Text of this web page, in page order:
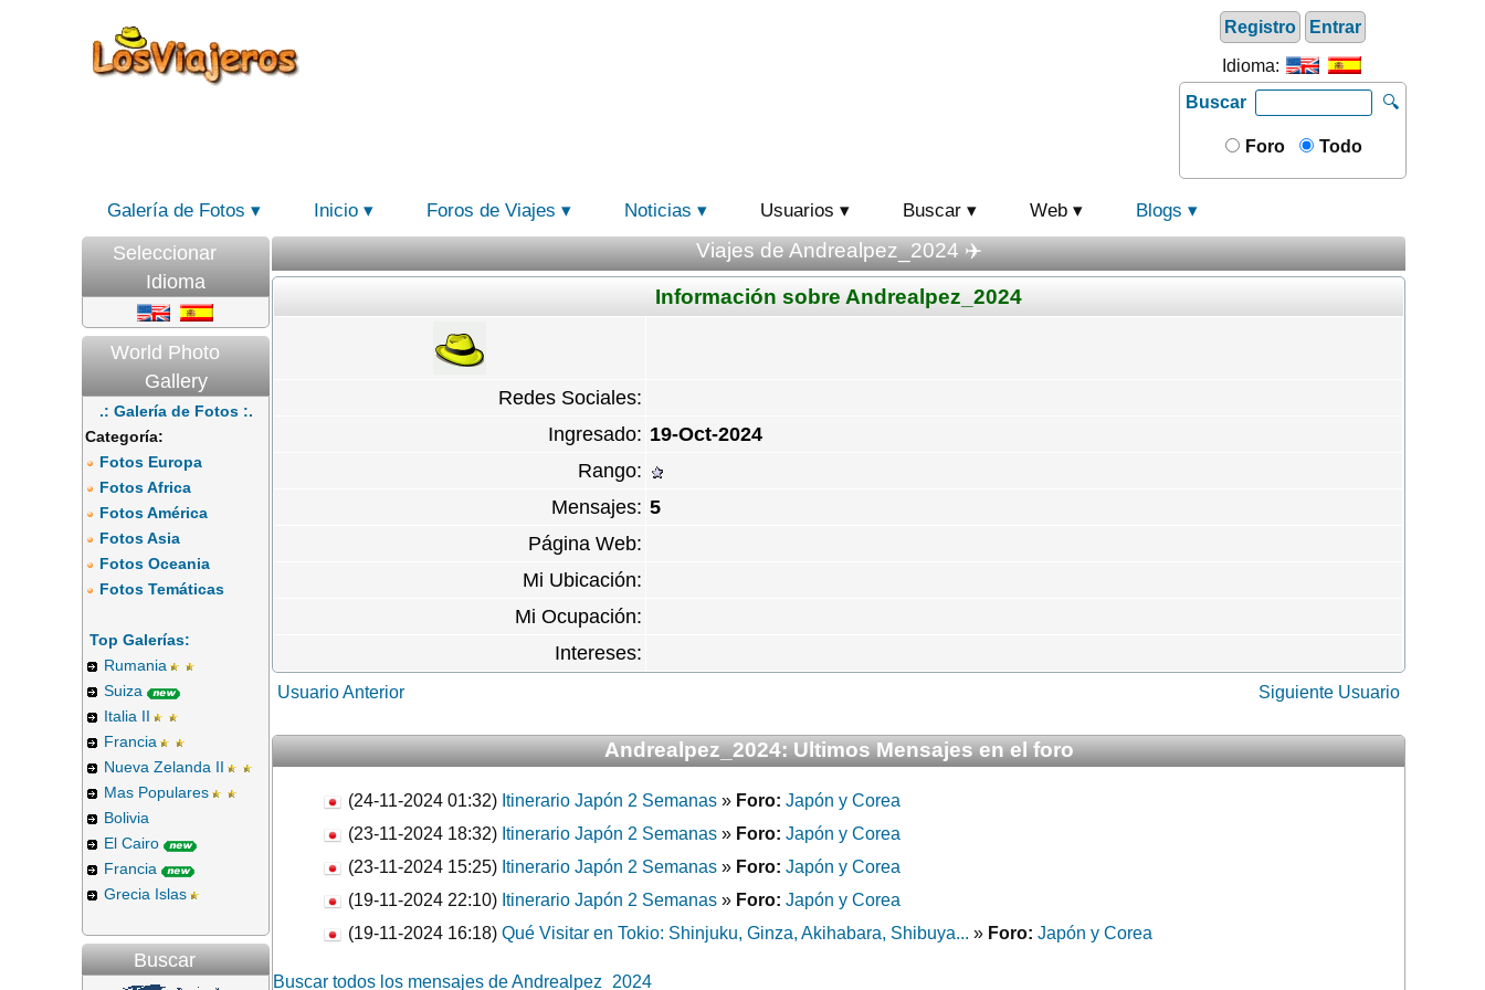
Registro Entrar
Idioma:
Buscar
🔍
Foro Todo
Galería de Fotos Inicio Foros de Viajes Noticias Usuarios Buscar Web Blogs
Seleccionar
Idioma
World Photo
Gallery
.: Galería de Fotos :.
Categoría:
Fotos Europa
Fotos Africa
Fotos América
Fotos Asia
Fotos Oceania
Fotos Temáticas
Top Galerías:
Rumania
Suiza
Italia II
Francia
Nueva Zelanda II
Mas Populares
Bolivia
El Cairo
Francia
Grecia Islas
Buscar
Viajes de Andrealpez_2024 ✈️
Información sobre Andrealpez_2024
Redes Sociales:
Ingresado: 19-Oct-2024
Rango:
Mensajes: 5
Página Web:
Mi Ubicación:
Mi Ocupación:
Intereses:
Usuario Anterior Siguiente Usuario
Andrealpez_2024: Ultimos Mensajes en el foro
(24-11-2024 01:32) Itinerario Japón 2 Semanas » Foro: Japón y Corea
(23-11-2024 18:32) Itinerario Japón 2 Semanas » Foro: Japón y Corea
(23-11-2024 15:25) Itinerario Japón 2 Semanas » Foro: Japón y Corea
(19-11-2024 22:10) Itinerario Japón 2 Semanas » Foro: Japón y Corea
(19-11-2024 16:18) Qué Visitar en Tokio: Shinjuku, Ginza, Akihabara, Shibuya... » Foro: Japón y Corea
Buscar todos los mensajes de Andrealpez_2024